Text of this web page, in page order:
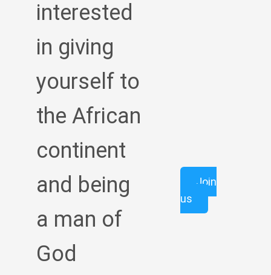
interested
in giving
yourself to
the African
continent
and being
a man of
God
Join
us